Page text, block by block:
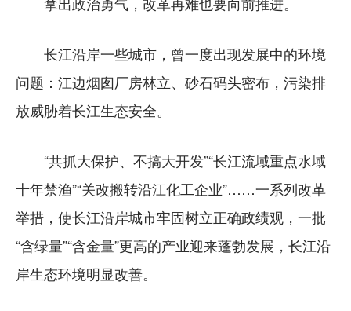
长江沿岸一些城市，曾一度出现发展中的环境
问题：江边烟囱厂房林立、砂石码头密布，污染排
放威胁着长江生态安全。
“共抓大保护、不搞大开发”“长江流域重点水域
十年禁渔”“关改搬转沿江化工企业”……一系列改革
举措，使长江沿岸城市牢固树立正确政绩观，一批
“含绿量”“含金量”更高的产业迎来蓬勃发展，长江沿
岸生态环境明显改善。